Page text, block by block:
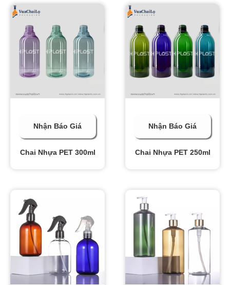
Nhận Báo Giá
Chai Nhựa PET 300ml
Nhận Báo Giá
Chai Nhựa PET 250ml